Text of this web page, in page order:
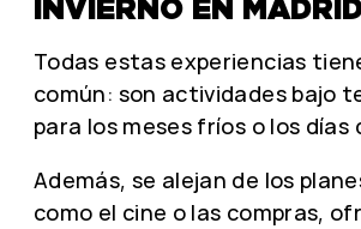
INVIERNO EN
Todas estas experiencias
común: son actividades bajo
para los meses fríos o los días
Además, se alejan de los
como el cine o las compras,